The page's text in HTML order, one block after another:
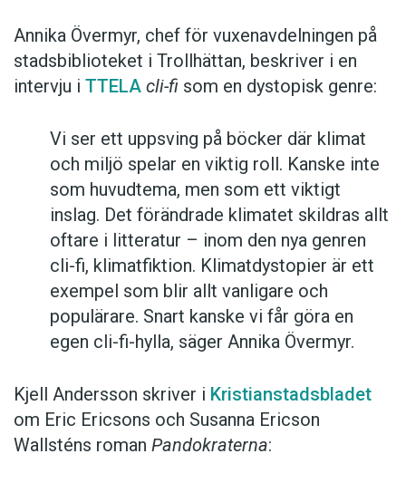
Annika Övermyr, chef för vuxenavdelningen på
stadsbiblioteket i Trollhättan, beskriver i en
intervju i TTELA cli-fi som en dystopisk genre:
Vi ser ett uppsving på böcker där klimat
och miljö spelar en viktig roll. Kanske inte
som huvudtema, men som ett viktigt
inslag. Det förändrade klimatet skildras allt
oftare i litteratur – inom den nya genren
cli-fi, klimatfiktion. Klimatdystopier är ett
exempel som blir allt vanligare och
populärare. Snart kanske vi får göra en
egen cli-fi-hylla, säger Annika Övermyr.
Kjell Andersson skriver i Kristianstadsbladet
om Eric Ericsons och Susanna Ericson
Wallsténs roman Pandokraterna: